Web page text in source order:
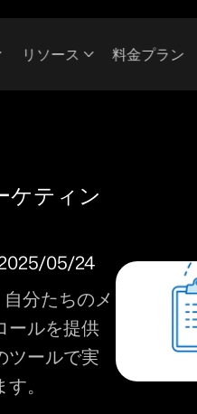
リソース 料金プラン
ケティン
05/24
分たちのメ
ールを提供
ツールで実
。